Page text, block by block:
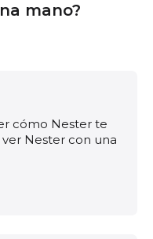
mano?
cómo Nester te
Nester con una